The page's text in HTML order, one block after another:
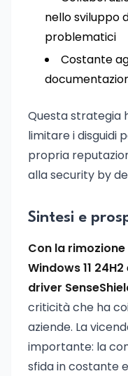
nello sviluppo
problematici
Costante
Questa strategia
limitare i disguidi
propria
alla security by
Sintesi e
Con la
Windows 11
driver
criticità che ha
aziende. La
importante: la
sfida in costante